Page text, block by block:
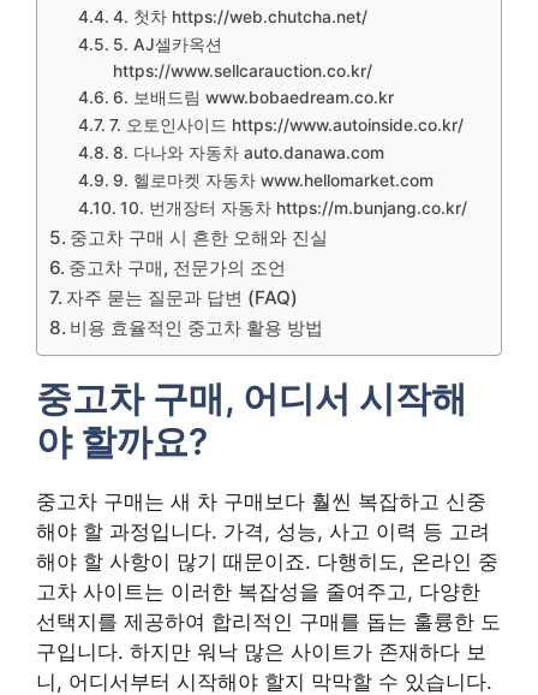
4. 첫차 https://web.chutcha.net/
5. AJ셀카옥션
https://www.sellcarauction.co.kr/
6. 보배드림 www.bobaedream.co.kr
7. 오토인사이드 https://www.autoinside.co.kr/
8. 다나와 자동차 auto.danawa.com
9. 헬로마켓 자동차 www.hellomarket.com
10. 번개장터 자동차 https://m.bunjang.co.kr/
중고차 구매 시 흔한 오해와 진실
중고차 구매, 전문가의 조언
자주 묻는 질문과 답변 (FAQ)
비용 효율적인 중고차 활용 방법
중고차 구매, 어디서 시작해
야 할까요?
중고차 구매는 새 차 구매보다 훨씬 복잡하고 신중
해야 할 과정입니다. 가격, 성능, 사고 이력 등 고려
해야 할 사항이 많기 때문이죠. 다행히도, 온라인 중
고차 사이트는 이러한 복잡성을 줄여주고, 다양한
선택지를 제공하여 합리적인 구매를 돕는 훌륭한 도
구입니다. 하지만 워낙 많은 사이트가 존재하다 보
니, 어디서부터 시작해야 할지 막막할 수 있습니다.